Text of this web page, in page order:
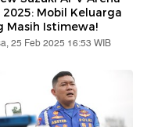
2025: Mobil Keluarga
Masih Istimewa!
25 Feb 2025 16:53 WIB